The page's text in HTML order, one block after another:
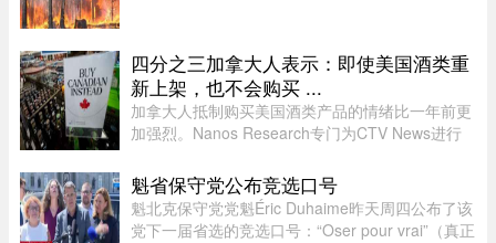
均为66起火灾，受影响面积约111 ...
四分之三加拿大人表示：即使美国酒类重
新上架，也不会购买 ...
加拿大人抵制购买美国酒类产品的情绪比一年前更
加强烈。Nanos Research专门为CTV News进行
大人表示，即使美国酒类重新摆上货架，他们也不
太可能购买。 ...
魁省保守党公布竞选口号
魁北克保守党党魁Éric Duhaime昨天周四公布了该
党下一届省选的竞选口号：“Oser pour vrai”（真正